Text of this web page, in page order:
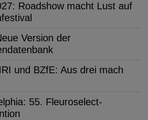
Roadshow macht Lust auf
Version der
und BZfE: Aus drei mach
55. Fleuroselect-